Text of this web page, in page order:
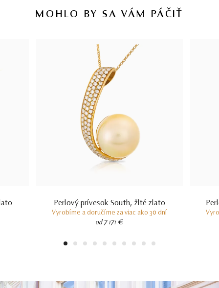
MOHLO BY SA VÁM PÁČIŤ
Perlový prívesok South, žlté zlato
Vyrobíme a doručíme za viac ako 30 dní
od 7 171 €
1 2 3 4 5 6 7 8 9 10